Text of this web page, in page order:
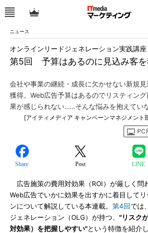
ニュース
第5回 予算はあるのに見込み客を
オンラインリードジェネレーション実践講座
会社や事業の継続・成長に欠かせない新規
獲得。Web広告予算はあるのでリスティン
果が感じられない……そんな悩みを抱えてい
[アイティメディア キャンペーンマネジメン
PC
Share Post LINE
広告施策の費用対効果（ROI）が厳しく問
Web広告でいかに効果を出すかに着目して
ンについて解説している本連載。 第4回では
ジェネレーション（OLG）が持つ、 "リスク
対効果）を把握しやすい"という特徴を紹介